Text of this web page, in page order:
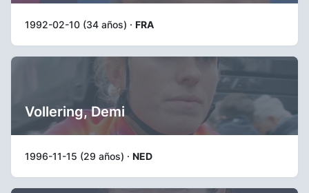
1992-02-10 (34 años) · FRA
Vollering, Demi
1996-11-15 (29 años) · NED